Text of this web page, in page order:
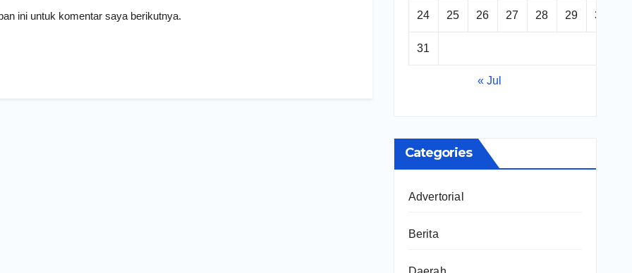
ini untuk komentar saya berikutnya. 24 25 26 27 28 29 30
31
« Jul
Categories
Advertorial
Berita